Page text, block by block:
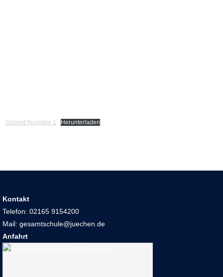
Schund Ausgabe 1 Herunterladen
Kontakt
Telefon: 02165 9154200
Mail: gesamtschule@juechen.de
Anfahrt